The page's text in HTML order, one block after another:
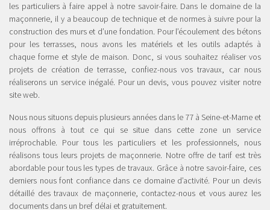
les particuliers à faire appel à notre savoir-faire. Dans le domaine de la
maçonnerie, il y a beaucoup de technique et de normes à suivre pour la
construction des murs et d’une fondation. Pour l’écoulement des bétons
pour les terrasses, nous avons les matériels et les outils adaptés à
chaque forme et style de maison. Donc, si vous souhaitez réaliser vos
projets de création de terrasse, confiez-nous vos travaux, car nous
réaliserons un service inégalé. Pour un devis, vous pouvez visiter notre
site web.
Nous nous situons depuis plusieurs années dans le 77 à Seine-et-Marne et
nous offrons à tout ce qui se situe dans cette zone un service
irréprochable. Pour tous les particuliers et les professionnels, nous
réalisons tous leurs projets de maçonnerie. Notre offre de tarif est très
abordable pour tous les types de travaux. Grâce à notre savoir-faire, ces
derniers nous font confiance dans ce domaine d’activité. Pour un devis
détaillé des travaux de maçonnerie, contactez-nous et vous aurez les
documents dans un bref délai et gratuitement.